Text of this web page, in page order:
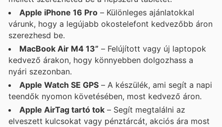
Apple iPhone 16 Pro – Különleges ajánlatokkal
várunk, hogy a legújabb okostelefont kedvezőbb áron
szerezhesd be.
MacBook Air M4 13” – Felújított vagy új laptopok
kedvező árakon, hogy könnyebben dolgozhass a
nyári szezonban.
Apple Watch SE GPS – A készülék, ami segít a napi
teendők nyomon követésében, most kedvező áron.
Apple AirTag tartó tok – Segít megtalálni az
elveszett kulcsokat vagy pénztárcát, akciós ára most